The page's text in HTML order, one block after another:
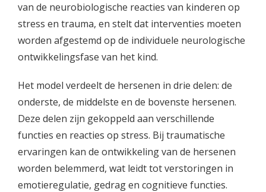
van de neurobiologische reacties van kinderen op
stress en trauma, en stelt dat interventies moeten
worden afgestemd op de individuele neurologische
ontwikkelingsfase van het kind.
Het model verdeelt de hersenen in drie delen: de
onderste, de middelste en de bovenste hersenen.
Deze delen zijn gekoppeld aan verschillende
functies en reacties op stress. Bij traumatische
ervaringen kan de ontwikkeling van de hersenen
worden belemmerd, wat leidt tot verstoringen in
emotieregulatie, gedrag en cognitieve functies.